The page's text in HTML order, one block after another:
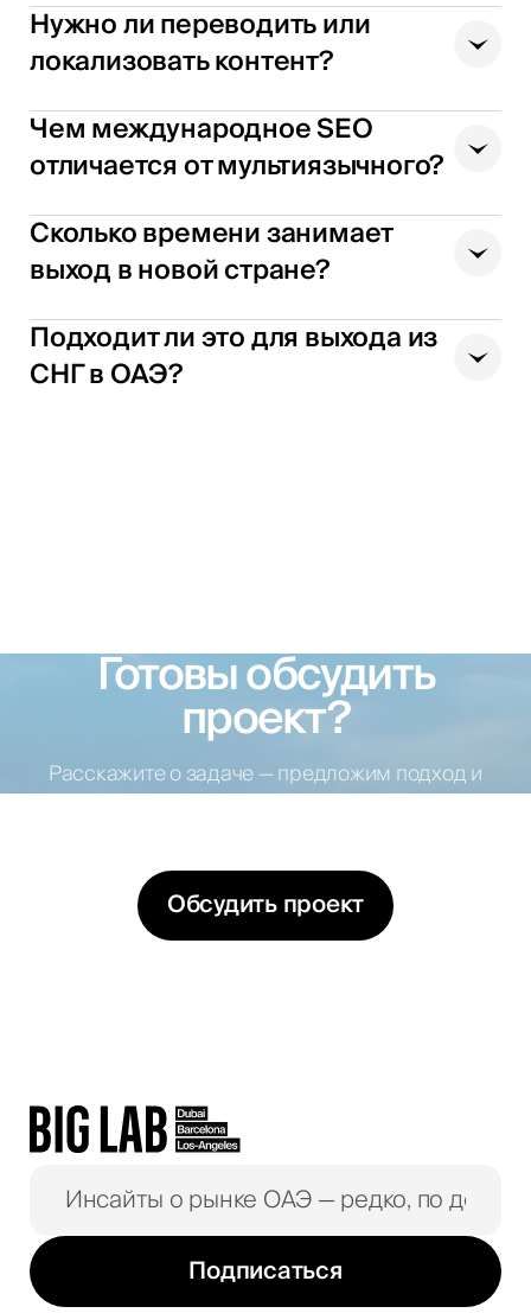
Нужно ли переводить или
локализовать контент?
Чем международное SEO
отличается от мультиязычного?
Сколько времени занимает
выход в новой стране?
Подходит ли это для выхода из
СНГ в ОАЭ?
Готовы обсудить
проект?
Расскажите о задаче — предложим подход и
Обсудить проект
Подписаться